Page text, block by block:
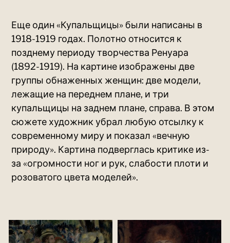
Еще один «Купальщицы» были написаны в
1918-1919 годах. Полотно относится к
позднему периоду творчества Ренуара
(1892-1919). На картине изображены две
группы обнаженных женщин: две модели,
лежащие на переднем плане, и три
купальщицы на заднем плане, справа. В этом
сюжете художник убрал любую отсылку к
современному миру и показал «вечную
природу». Картина подверглась критике из-
за «огромности ног и рук, слабости плоти и
розоватого цвета моделей».